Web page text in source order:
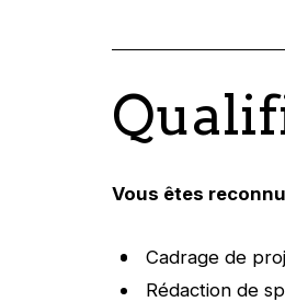
Vous êtes
Cadrage de
Rédaction de